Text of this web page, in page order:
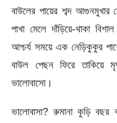
বাউলের পায়ের শব্দ
পাখা মেলে দাঁড়িয়ে-থাকা
আশ্চর্য সময়ে এক নেড়িকুকুর
বাউল পেছন ফিরে তাকিয়ে
ভালোবাসো।
ভালোবাসা? রুমানা কুড়ি বছর